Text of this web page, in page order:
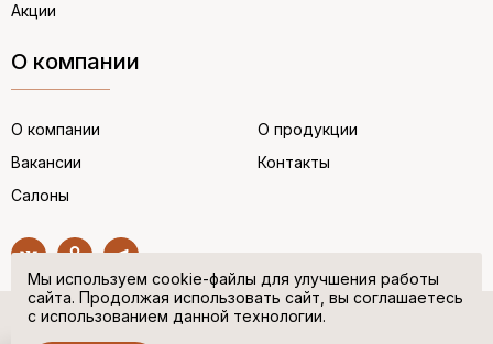
Акции
О компании
О компании
Вакансии
Салоны
О продукции
Контакты
© “НЕМЕЦКАЯ ОБУВЬ” 2017. Все права защищены.
Мы используем cookie-файлы для улучшения работы
сайта. Продолжая использовать сайт, вы соглашаетесь
с использованием данной технологии.